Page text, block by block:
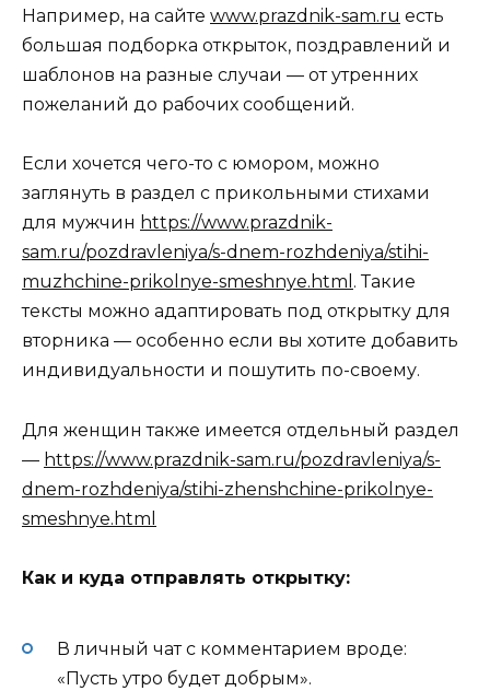
Например, на сайте www.prazdnik-sam.ru есть
большая подборка открыток, поздравлений и
шаблонов на разные случаи — от утренних
пожеланий до рабочих сообщений.
Если хочется чего-то с юмором, можно
заглянуть в раздел с прикольными стихами
для мужчин https://www.prazdnik-
sam.ru/pozdravleniya/s-dnem-rozhdeniya/stihi-
muzhchine-prikolnye-smeshnye.html . Такие
тексты можно адаптировать под открытку для
вторника — особенно если вы хотите добавить
индивидуальности и пошутить по-своему.
Для женщин также имеется отдельный раздел
— https://www.prazdnik-sam.ru/pozdravleniya/s-
dnem-rozhdeniya/stihi-zhenshchine-prikolnye-
smeshnye.html
Как и куда отправлять открытку:
В личный чат с комментарием вроде:
«Пусть утро будет добрым».